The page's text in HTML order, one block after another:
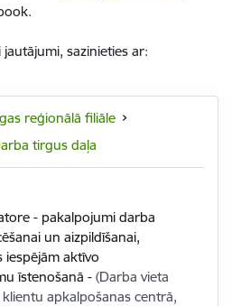
jautājumi, sazinieties ar:
reģionālā filiāle
tirgus daļa
- pakalpojumi darba
un aizpildīšanai,
iespējām aktīvo
īstenošanā -(Darba vieta
apkalpošanas centrā,